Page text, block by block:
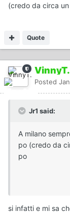
(credo da circa
Quote
VinnyT.
Posted
Jr1 said:
A milano
po (credo da
po
si infatti e mi sa